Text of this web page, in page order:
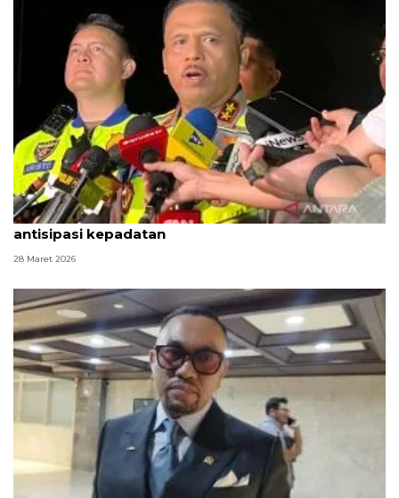
Korlantas siapkan one way lokal KM 390-KM 70
antisipasi kepadatan
28 Maret 2026